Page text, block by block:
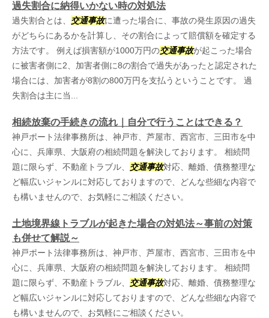
過失割合に納得いかない時の対処法
過失割合とは、 交通事故に遭った場合に、事故の発生原因の過失
がどちらにあるかを計算し、その割合によって賠償額を確定する
方法です。 例えば損害額が1000万円の交通事故が起こった場合
に被害者側に2、加害者側に8の割合で過失があったと認定された
場合には、加害者が8割の800万円を支払うということです。 過
失割合は主に当...
相続放棄の手続きの流れ｜自分で行うことはできる？
神戸ポート法律事務所は、神戸市、芦屋市、西宮市、三田市を中
心に、兵庫県、大阪府の相続問題を解決しております。 相続問
題に限らず、不動産トラブル、 交通事故対応、離婚、債務整理な
ど幅広いジャンルに対応しておりますので、どんな些細な内容で
も構いませんので、お気軽にご相談ください。
土地境界線トラブルが起きた場合の対処法～事前の対策
も併せて解説～
神戸ポート法律事務所は、神戸市、芦屋市、西宮市、三田市を中
心に、兵庫県、大阪府の相続問題を解決しております。 相続問
題に限らず、不動産トラブル、 交通事故対応、離婚、債務整理な
ど幅広いジャンルに対応しておりますので、どんな些細な内容で
も構いませんので、お気軽にご相談ください。